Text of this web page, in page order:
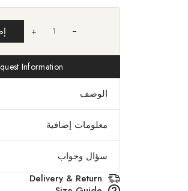
+
Information
الوصف
معلومات إضافية
سؤال وجواب
Delivery & Return